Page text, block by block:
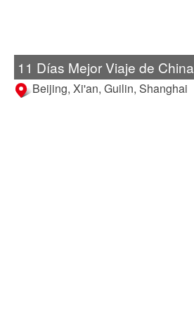
11 Días Mejor Viaje de China
Beijing, Xi'an, Guilin, Shanghai